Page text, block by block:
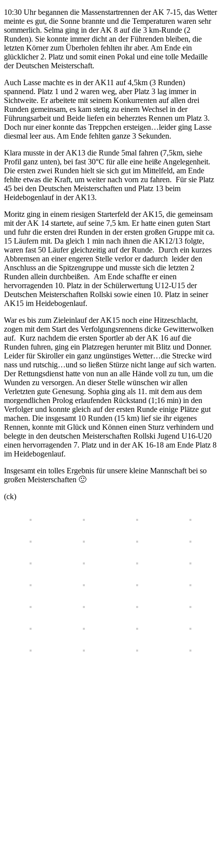
10:30 Uhr begannen die Massenstartrennen der AK 7-15, das Wetter
meinte es gut, die Sonne brannte und die Temperaturen waren sehr
sommerlich. Selma ging in der AK 8 auf die 3 km-Runde (2
Runden). Sie konnte immer dicht an der Führenden bleiben, die
letzten Körner zum Überholen fehlten ihr aber. Am Ende ein
glücklicher 2. Platz und somit einen Pokal und eine tolle Medaille
der Deutschen Meisterschaft.
Auch Lasse machte es in der AK11 auf 4,5km (3 Runden)
spannend. Platz 1 und 2 waren weg, aber Platz 3 lag immer in
Sichtweite. Er arbeitete mit seinem Konkurrenten auf allen drei
Runden gemeinsam, es kam stetig zu einem Wechsel in der
Führungsarbeit und Beide liefen ein beherztes Rennen um Platz 3.
Doch nur einer konnte das Treppchen ersteigen…leider ging Lasse
diesmal leer aus. Am Ende fehlten ganze 3 Sekunden.
Klara musste in der AK13 die Runde 5mal fahren (7,5km, siehe
Profil ganz unten), bei fast 30°C für alle eine heiße Angelegenheit.
Die ersten zwei Runden hielt sie sich gut im Mittelfeld, am Ende
fehlte etwas die Kraft, um weiter nach vorn zu fahren. Für sie Platz
45 bei den Deutschen Meisterschaften und Platz 13 beim
Heidebogenlauf in der AK13.
Moritz ging in einem riesigen Starterfeld der AK15, die gemeinsam
mit der AK 14 startete, auf seine 7,5 km. Er hatte einen guten Start
und fuhr die ersten drei Runden in der ersten großen Gruppe mit ca.
15 Läufern mit. Da gleich 1 min nach ihnen die AK12/13 folgte,
waren fast 50 Läufer gleichzeitig auf der Runde. Durch ein kurzes
Abbremsen an einer engeren Stelle verlor er dadurch leider den
Anschluss an die Spitzengruppe und musste sich die letzten 2
Runden allein durchbeißen. Am Ende schaffte er einen
hervorragenden 10. Platz in der Schülerwertung U12-U15 der
Deutschen Meisterschaften Rollski sowie einen 10. Platz in seiner
AK15 im Heidebogenlauf.
War es bis zum Zieleinlauf der AK15 noch eine Hitzeschlacht,
zogen mit dem Start des Verfolgungsrennens dicke Gewitterwolken
auf. Kurz nachdem die ersten Sportler ab der AK 16 auf die
Runden fuhren, ging ein Platzregen herunter mit Blitz und Donner.
Leider für Skiroller ein ganz ungünstiges Wetter…die Strecke wird
nass und rutschig…und so ließen Stürze nicht lange auf sich warten.
Der Rettungsdienst hatte von nun an alle Hände voll zu tun, um die
Wunden zu versorgen. An dieser Stelle wünschen wir allen
Verletzten gute Genesung. Sophia ging als 11. mit dem aus dem
morgendlichen Prolog erlaufenden Rückstand (1;16 min) in den
Verfolger und konnte gleich auf der ersten Runde einige Plätze gut
machen. Die insgesamt 10 Runden (15 km) lief sie ihr eigenes
Rennen, konnte mit Glück und Können einen Sturz verhindern und
belegte in den deutschen Meisterschaften Rollski Jugend U16-U20
einen hervorragenden 7. Platz und in der AK 16-18 am Ende Platz 8
im Heidebogenlauf.
Insgesamt ein tolles Ergebnis für unsere kleine Mannschaft bei so
großen Meisterschaften 🙂
(ck)